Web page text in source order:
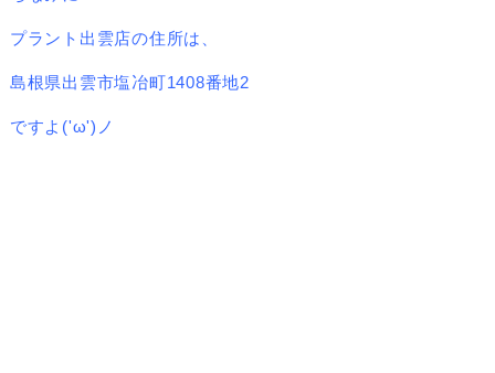
プラント出雲店の住所は、
島根県出雲市塩冶町1408番地2
ですよ('ω')ノ